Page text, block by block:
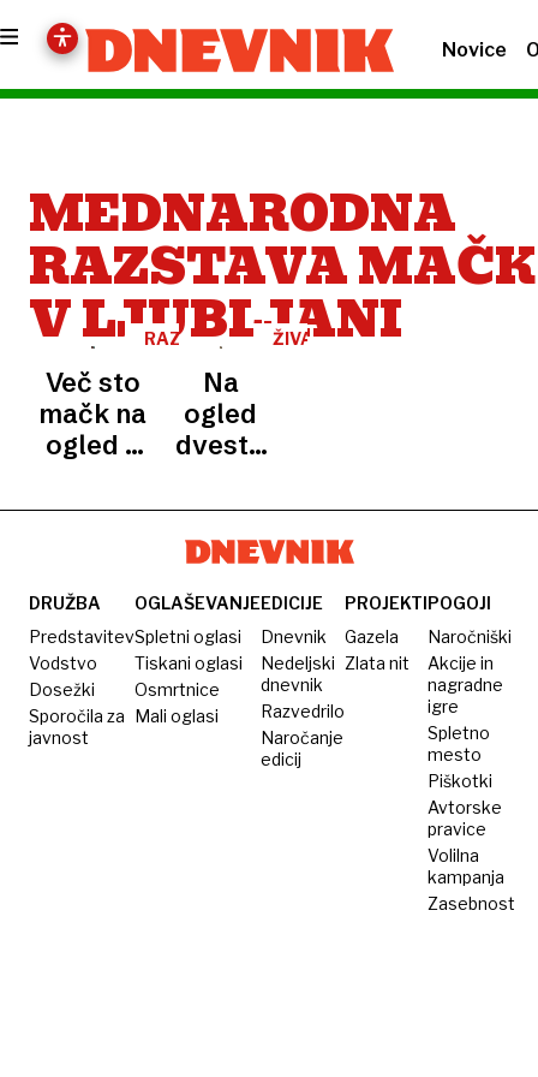
Novice
MEDNARODNA
RAZSTAVA MAČK
V LJUBLJANI
RAZSTAVA
Več sto
mačk na
ogled v
Tivoli
ŽIVALI
Na
ogled
dvesto
vse
Evrope
DRUŽBA
Predstavitev
Vodstvo
Dosežki
Sporočila za
javnost
OGLAŠEVANJE
Spletni oglasi
Tiskani oglasi
Osmrtnice
Mali oglasi
EDICIJE
Dnevnik
Nedeljski
dnevnik
Razvedrilo
Naročanje
edicij
PROJEKTI
Gazela
Zlata nit
POGOJI
Naročniški
Akcije in
nagradne
igre
Spletno
mesto
Piškotki
Avtorske
pravice
Volilna
kampanja
Zasebnost